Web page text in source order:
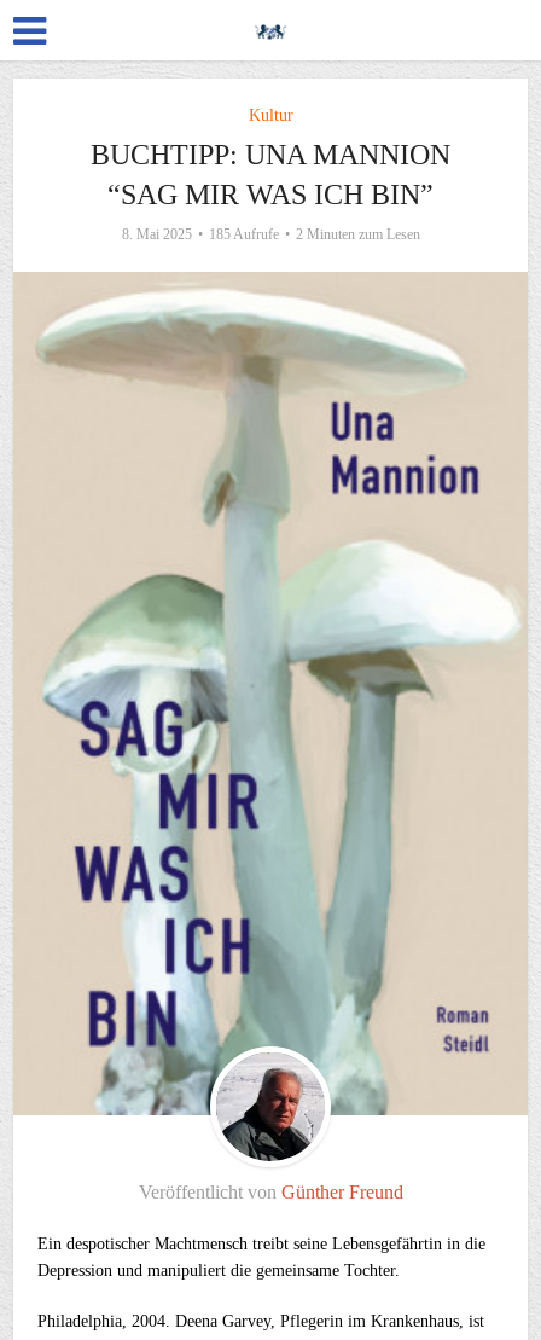
Kultur
BUCHTIPP: UNA MANNION
“SAG MIR WAS ICH BIN”
8. Mai 2025 185 Aufrufe 2 Minuten zum Lesen
Veröffentlicht von Günther Freund
Ein despotischer Machtmensch treibt seine Lebensgefährtin in die
Depression und manipuliert die gemeinsame Tochter.
Philadelphia, 2004. Deena Garvey, Pflegerin im Krankenhaus, ist